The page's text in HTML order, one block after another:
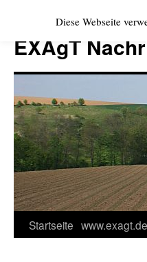
springen
EXAgT
Startseite www.exagt.de
Diese Webseite